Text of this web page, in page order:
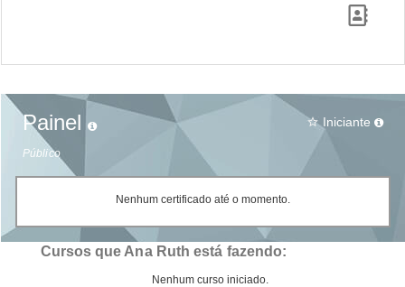
Painel
Público
star_border Iniciante
Nenhum certificado até o momento.
Cursos que Ana Ruth está fazendo:
Nenhum curso iniciado.